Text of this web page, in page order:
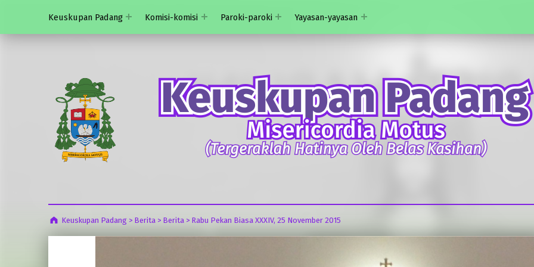
Keuskupan Padang
Komisi-komisi Paroki-paroki Yayasan-yayasan
Keuskupan Padang > Berita > Berita > Rabu Pekan Biasa XXXIV, 25 November 2015